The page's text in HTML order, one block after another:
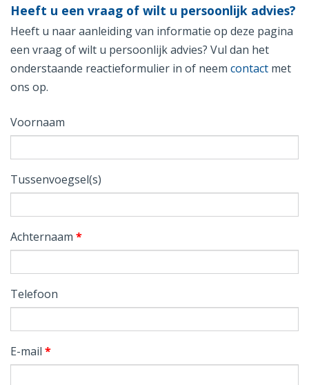
Heeft u een vraag of wilt u persoonlijk advies?
Heeft u naar aanleiding van informatie op deze pagina
een vraag of wilt u persoonlijk advies? Vul dan het
onderstaande reactieformulier in of neem contact met
ons op.
Voornaam
Tussenvoegsel(s)
Achternaam *
Telefoon
E-mail *